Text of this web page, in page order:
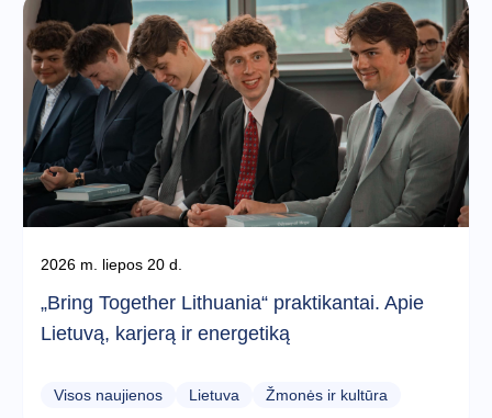
2026 m. liepos 20 d.
„Bring Together Lithuania“ praktikantai. Apie
Lietuvą, karjerą ir energetiką
Visos naujienos Lietuva Žmonės ir kultūra